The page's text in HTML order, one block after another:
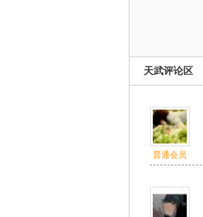
天武评论区
普通会员